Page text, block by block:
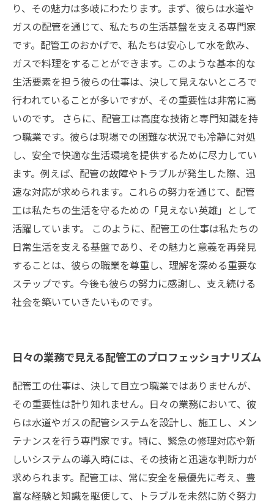
り、その魅力は多岐にわたります。まず、彼らは水道や
ガスの配管を通じて、私たちの生活基盤を支える専門家
です。配管工のおかげで、私たちは安心して水を飲み、
ガスで料理をすることができます。このような基本的な
生活要素を担う彼らの仕事は、決して見えないところで
行われていることが多いですが、その重要性は非常に高
いのです。 さらに、配管工は高度な技術と専門知識を持
つ職業です。彼らは現場での困難な状況でも冷静に対処
し、安全で快適な生活環境を提供するために尽力してい
ます。例えば、配管の故障やトラブルが発生した際、迅
速な対応が求められます。これらの努力を通じて、配管
工は私たちの生活を守るための「見えない英雄」として
活躍しています。 このように、配管工の仕事は私たちの
日常生活を支える基盤であり、その魅力と意義を再発見
することは、彼らの職業を尊重し、理解を深める重要な
ステップです。今後も彼らの努力に感謝し、支え続ける
社会を築いていきたいものです。
日々の業務で見える配管工のプロフェッショナリズム
配管工の仕事は、決して目立つ職業ではありませんが、
その重要性は計り知れません。日々の業務において、彼
らは水道やガスの配管システムを設計し、施工し、メン
テナンスを行う専門家です。特に、緊急の修理対応や新
しいシステムの導入時には、その技術と迅速な判断力が
求められます。配管工は、常に安全を最優先に考え、豊
富な経験と知識を駆使して、トラブルを未然に防ぐ努力